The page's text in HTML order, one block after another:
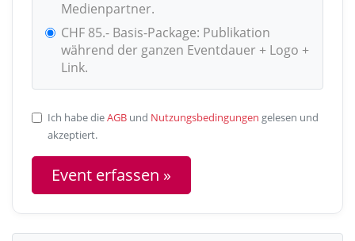
Medienpartner.
CHF 85.- Basis-Package: Publikation
während der ganzen Eventdauer + Logo +
Link.
Ich habe dieAGB und Nutzungsbedingungen gelesen und
akzeptiert.